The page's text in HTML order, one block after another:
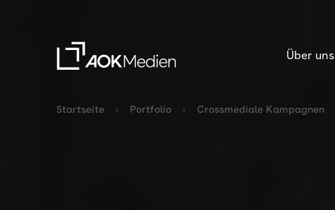
Über uns
Startseite Portfolio Crossmediale Kampagnen